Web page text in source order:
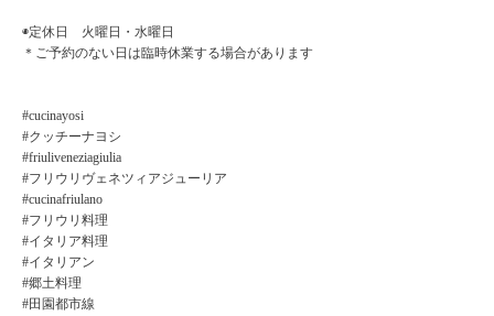
◉定休日 火曜日・水曜日
＊ご予約のない日は臨時休業する場合があります
#cucinayosi
#クッチーナヨシ
#friuliveneziagiulia
#フリウリヴェネツィアジューリア
#cucinafriulano
#フリウリ料理
#イタリア料理
#イタリアン
#郷土料理
#田園都市線